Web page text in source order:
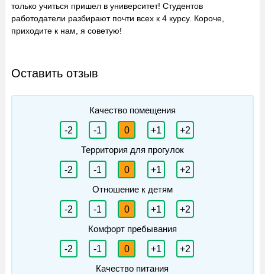
только учиться пришел в университет! Студентов
работодатели разбирают почти всех к 4 курсу. Короче,
приходите к нам, я советую!
Оставить отзыв
Качество помещения
-2
-1 0 +1
+2
Территория для прогулок
-2
-1 0 +1
+2
Отношение к детям
-2
-1 0 +1
+2
Комфорт пребывания
-2
-1 0 +1
+2
Качество питания